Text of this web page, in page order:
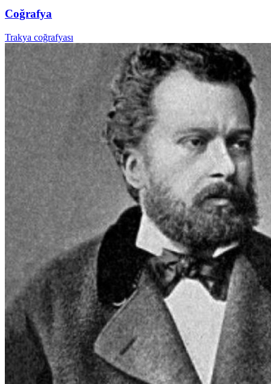
Coğrafya
Trakya coğrafyası